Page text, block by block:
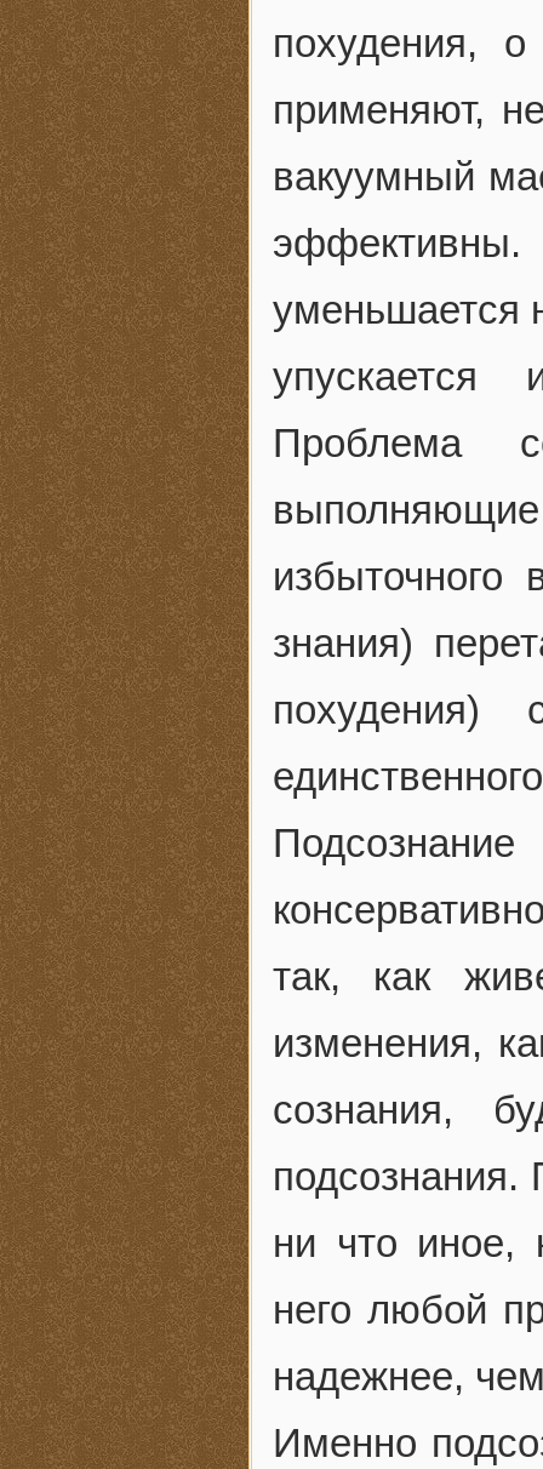
похудения,
применяют,
вакуумный
эффективны.
уменьшается
Проблема
выполняющие
знания)
похудения)
так, как
изменения,
сознания,
подсознания.
ни что иное,
него любой
надежнее,
Именно